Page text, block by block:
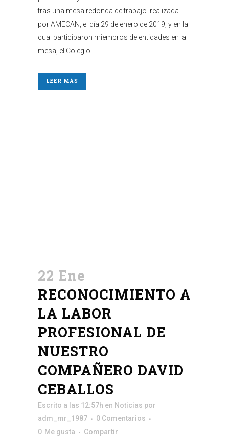
tras una mesa redonda de trabajo realizada
por AMECAN, el día 29 de enero de 2019, y en la
cual participaron miembros de entidades en la
mesa, el Colegio...
LEER MÁS
22 Ene
RECONOCIMIENTO A
LA LABOR
PROFESIONAL DE
NUESTRO
COMPAÑERO DAVID
CEBALLOS
Escrito a las 12:57h en Noticias por
adm_mr_1987
0 Comentarios
0 Me gusta Compartir